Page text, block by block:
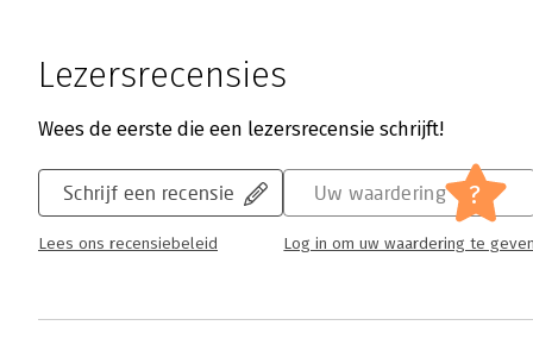
Lezersrecensies
Wees de eerste die een lezersrecensie schrijft!
Schrijf een recensie
Lees ons recensiebeleid
Uw waardering ?
Log in om uw waardering te